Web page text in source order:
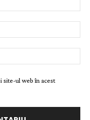
site-ul web în acest